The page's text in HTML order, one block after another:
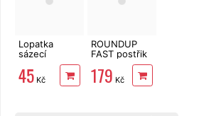
Lopatka
sázecí
kovová široká
Bradas DE
LUXE
45 Kč
ROUNDUP
FAST postřik
glyfosátu
179 Kč